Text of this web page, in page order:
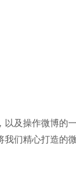
及操作微博的
我们精心打造的